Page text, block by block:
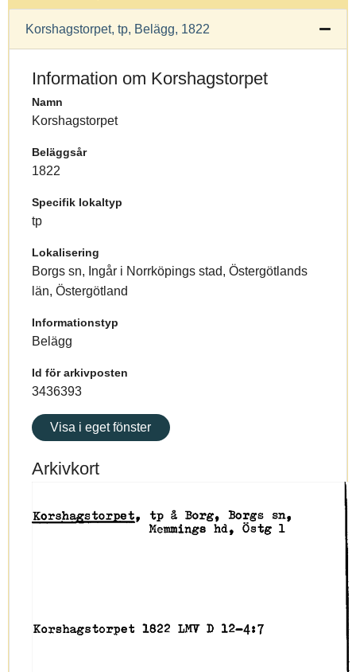
Korshagstorpet, tp, Belägg, 1822
Information om Korshagstorpet
Namn
Korshagstorpet
Beläggsår
1822
Specifik lokaltyp
tp
Lokalisering
Borgs sn, Ingår i Norrköpings stad, Östergötlands
län, Östergötland
Informationstyp
Belägg
Id för arkivposten
3436393
Visa i eget fönster
Arkivkort